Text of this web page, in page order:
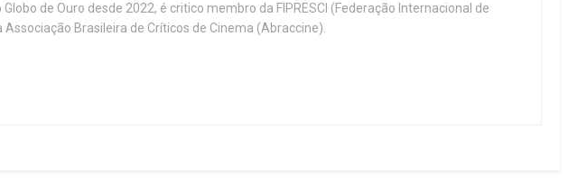
de Ouro desde 2022, é critico membro da FIPRESCI (Federação Internacional de
Associação Brasileira de Críticos de Cinema (Abraccine).